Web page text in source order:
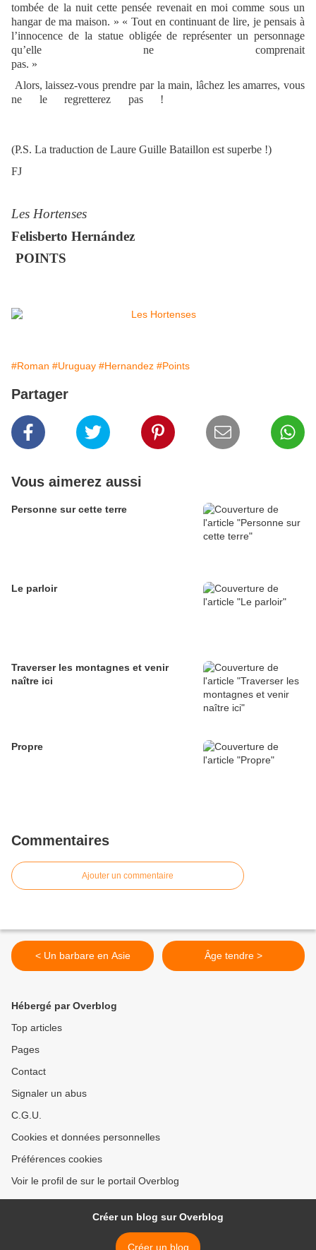
tombée de la nuit cette pensée revenait en moi comme sous un
hangar de ma maison. » « Tout en continuant de lire, je pensais à
l’innocence de la statue obligée de représenter un personnage
qu’elle ne comprenait
pas. »
Alors, laissez-vous prendre par la main, lâchez les amarres, vous
ne le regretterez pas !
(P.S. La traduction de Laure Guille Bataillon est superbe !)
FJ
Les Hortenses
Felisberto Hernández
POINTS
#Roman #Uruguay #Hernandez #Points
Partager
Vous aimerez aussi
Personne sur cette terre
Le parloir
Traverser les montagnes et venir
naître ici
Propre
Commentaires
Ajouter un commentaire
< Un barbare en Asie Âge tendre >
Hébergé par Overblog
Top articles
Pages
Contact
Signaler un abus
C.G.U.
Cookies et données personnelles
Préférences cookies
Voir le profil de sur le portail Overblog
Créer un blog sur Overblog
Créer un blog